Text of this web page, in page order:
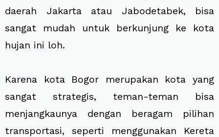
daerah Jakarta atau Jabodetabek, bisa
sangat mudah untuk berkunjung ke kota
hujan ini loh.
Karena kota Bogor merupakan kota yang
sangat strategis, teman-teman bisa
menjangkaunya dengan beragam pilihan
transportasi, seperti menggunakan Kereta